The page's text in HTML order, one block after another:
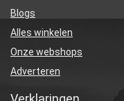
Blogs
Alles winkelen
Onze webshops
Adverteren